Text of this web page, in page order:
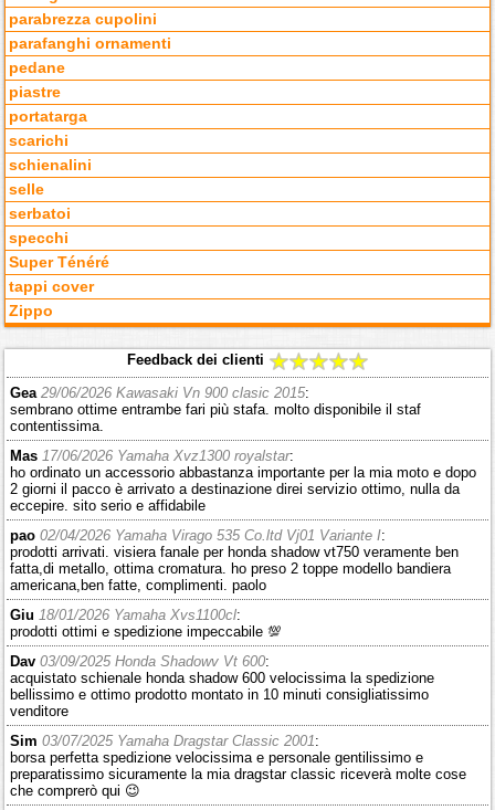
parabrezza cupolini
parafanghi ornamenti
pedane
piastre
portatarga
scarichi
schienalini
selle
serbatoi
specchi
Super Ténéré
tappi cover
Zippo
Feedback dei clienti
Gea 29/06/2026 Kawasaki Vn 900 clasic 2015:
sembrano ottime entrambe fari più stafa. molto disponibile il staf
contentissima.
Mas 17/06/2026 Yamaha Xvz1300 royalstar:
ho ordinato un accessorio abbastanza importante per la mia moto e dopo
2 giorni il pacco è arrivato a destinazione direi servizio ottimo, nulla da
eccepire. sito serio e affidabile
pao 02/04/2026 Yamaha Virago 535 Co.ltd Vj01 Variante I:
prodotti arrivati. visiera fanale per honda shadow vt750 veramente ben
fatta,di metallo, ottima cromatura. ho preso 2 toppe modello bandiera
americana,ben fatte, complimenti. paolo
Giu 18/01/2026 Yamaha Xvs1100cl:
prodotti ottimi e spedizione impeccabile 💯
Dav 03/09/2025 Honda Shadowv Vt 600:
acquistato schienale honda shadow 600 velocissima la spedizione
bellissimo e ottimo prodotto montato in 10 minuti consigliatissimo
venditore
Sim 03/07/2025 Yamaha Dragstar Classic 2001:
borsa perfetta spedizione velocissima e personale gentilissimo e
preparatissimo sicuramente la mia dragstar classic riceverà molte cose
che comprerò qui 😉